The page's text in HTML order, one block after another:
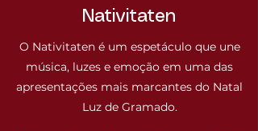
Nativitaten
O Nativitaten é um espetáculo que une
música, luzes e emoção em uma das
apresentações mais marcantes do Natal
Luz de Gramado.